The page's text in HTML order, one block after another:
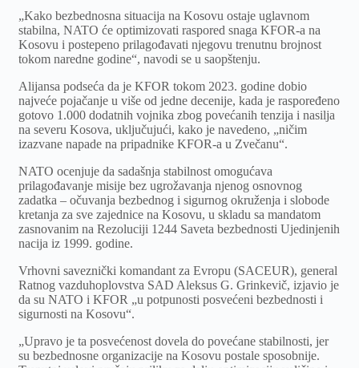
„Kako bezbednosna situacija na Kosovu ostaje uglavnom
stabilna, NATO će optimizovati raspored snaga KFOR-a na
Kosovu i postepeno prilagođavati njegovu trenutnu brojnost
tokom naredne godine“, navodi se u saopštenju.
Alijansa podseća da je KFOR tokom 2023. godine dobio
najveće pojačanje u više od jedne decenije, kada je raspoređeno
gotovo 1.000 dodatnih vojnika zbog povećanih tenzija i nasilja
na severu Kosova, uključujući, kako je navedeno, „ničim
izazvane napade na pripadnike KFOR-a u Zvečanu“.
NATO ocenjuje da sadašnja stabilnost omogućava
prilagođavanje misije bez ugrožavanja njenog osnovnog
zadatka – očuvanja bezbednog i sigurnog okruženja i slobode
kretanja za sve zajednice na Kosovu, u skladu sa mandatom
zasnovanim na Rezoluciji 1244 Saveta bezbednosti Ujedinjenih
nacija iz 1999. godine.
Vrhovni saveznički komandant za Evropu (SACEUR), general
Ratnog vazduhoplovstva SAD Aleksus G. Grinkevič, izjavio je
da su NATO i KFOR „u potpunosti posvećeni bezbednosti i
sigurnosti na Kosovu“.
„Upravo je ta posvećenost dovela do povećane stabilnosti, jer
su bezbednosne organizacije na Kosovu postale sposobnije.